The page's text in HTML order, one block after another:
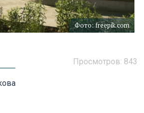
Фото: freepik.com
Просмотров: 843